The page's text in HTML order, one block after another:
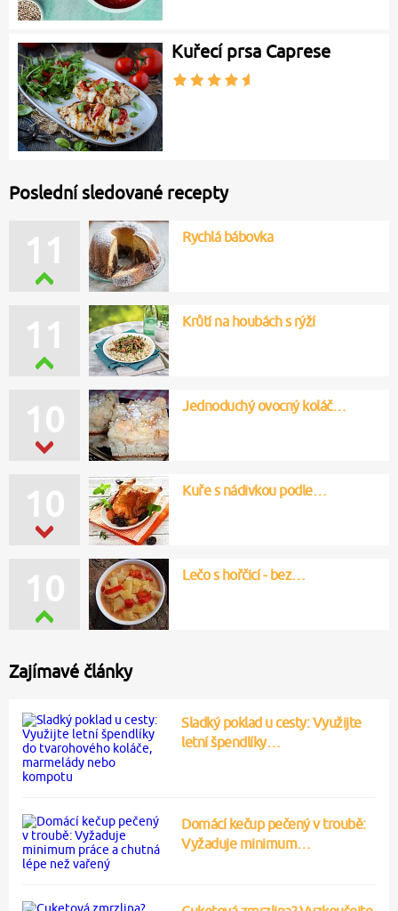
Kuřecí prsa Caprese
Poslední sledované recepty
10 Kuře s nádivkou podle…
10 Jednoduchý ovocný koláč…
11 Rychlá bábovka
11 Krůtí na houbách s rýží
10 Lečo s hořčicí - bez…
Zajímavé články
Sladký poklad u cesty: Využijte
letní špendlíky…
Domácí kečup pečený v troubě:
Vyžaduje minimum…